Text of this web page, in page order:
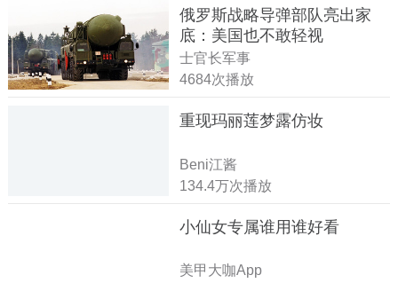
俄罗斯战略导弹部队亮出家
底：美国也不敢轻视
士官长军事
4684次播放
重现玛丽莲梦露仿妆
Beni江酱
134.4万次播放
小仙女专属谁用谁好看
美甲大咖App